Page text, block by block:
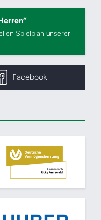
Spielplan unserer
Facebook